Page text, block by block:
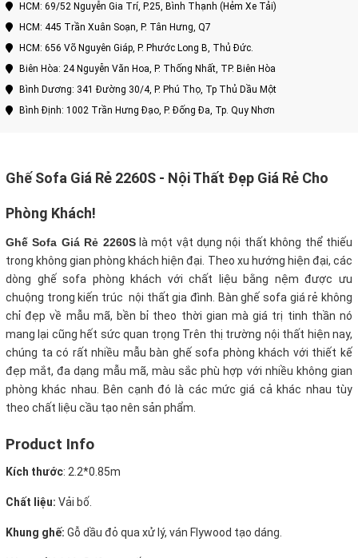
HCM: 69/52 Nguyễn Gia Trí, P.25, Bình Thạnh (Hẻm Xe Tải)
HCM: 445 Trần Xuân Soạn, P. Tân Hưng, Q7
HCM: 656 Võ Nguyên Giáp, P. Phước Long B, Thủ Đức.
Biên Hòa: 24 Nguyễn Văn Hoa, P. Thống Nhất, TP. Biên Hòa
Bình Dương: 341 Đường 30/4, P. Phú Thọ, Tp Thủ Dầu Một
Bình Định: 1002 Trần Hưng Đạo, P. Đống Đa, Tp. Quy Nhơn
Ghế Sofa Giá Rẻ 2260S - Nội Thất Đẹp Giá Rẻ Cho
Phòng Khách!
Ghế Sofa Giá Rẻ 2260Slà một vật dụng nội thất không thể thiếu
trong không gian phòng khách hiện đại. Theo xu hướng hiện đại, các
dòng ghế sofa phòng khách với chất liệu bằng nệm được ưu
chuộng trong kiến trúc nội thất gia đình. Bàn ghế sofa giá rẻ không
chỉ đẹp về mẫu mã, bền bỉ theo thời gian mà giá trị tinh thần nó
mang lại cũng hết sức quan trọng Trên thị trường nội thất hiện nay,
chúng ta có rất nhiều mẫu bàn ghế sofa phòng khách với thiết kế
đẹp mắt, đa dạng mẫu mã, màu sắc phù hợp với nhiều không gian
phòng khác nhau. Bên cạnh đó là các mức giá cả khác nhau tùy
theo chất liệu cầu tạo nên sản phẩm.
Product Info
Kích thước: 2.2*0.85m
Chất liệu: Vải bố.
Khung ghế: Gỗ dầu đỏ qua xử lý, ván Flywood tạo dáng.